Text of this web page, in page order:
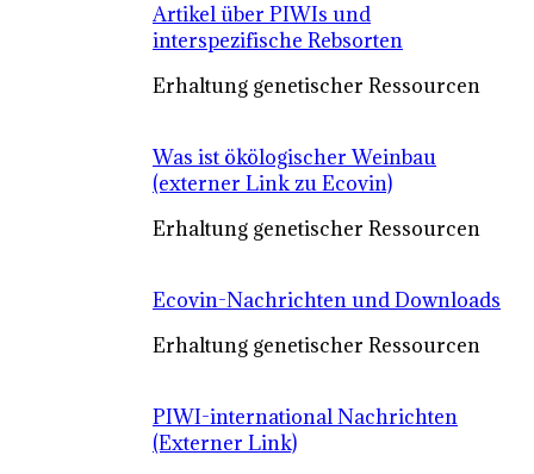
Artikel über PIWIs und
interspezifische Rebsorten
Erhaltung genetischer Ressourcen
Was ist ökölogischer Weinbau
(externer Link zu Ecovin)
Erhaltung genetischer Ressourcen
Ecovin-Nachrichten und Downloads
Erhaltung genetischer Ressourcen
PIWI-international Nachrichten
(Externer Link)